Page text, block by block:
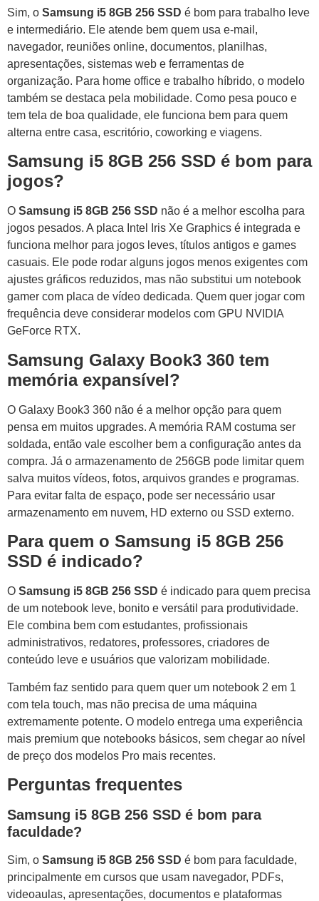
Sim, o Samsung i5 8GB 256 SSD é bom para trabalho leve
e intermediário. Ele atende bem quem usa e-mail,
navegador, reuniões online, documentos, planilhas,
apresentações, sistemas web e ferramentas de
organização. Para home office e trabalho híbrido, o modelo
também se destaca pela mobilidade. Como pesa pouco e
tem tela de boa qualidade, ele funciona bem para quem
alterna entre casa, escritório, coworking e viagens.
Samsung i5 8GB 256 SSD é bom para
jogos?
O Samsung i5 8GB 256 SSD não é a melhor escolha para
jogos pesados. A placa Intel Iris Xe Graphics é integrada e
funciona melhor para jogos leves, títulos antigos e games
casuais. Ele pode rodar alguns jogos menos exigentes com
ajustes gráficos reduzidos, mas não substitui um notebook
gamer com placa de vídeo dedicada. Quem quer jogar com
frequência deve considerar modelos com GPU NVIDIA
GeForce RTX.
Samsung Galaxy Book3 360 tem
memória expansível?
O Galaxy Book3 360 não é a melhor opção para quem
pensa em muitos upgrades. A memória RAM costuma ser
soldada, então vale escolher bem a configuração antes da
compra. Já o armazenamento de 256GB pode limitar quem
salva muitos vídeos, fotos, arquivos grandes e programas.
Para evitar falta de espaço, pode ser necessário usar
armazenamento em nuvem, HD externo ou SSD externo.
Para quem o Samsung i5 8GB 256
SSD é indicado?
O Samsung i5 8GB 256 SSD é indicado para quem precisa
de um notebook leve, bonito e versátil para produtividade.
Ele combina bem com estudantes, profissionais
administrativos, redatores, professores, criadores de
conteúdo leve e usuários que valorizam mobilidade.
Também faz sentido para quem quer um notebook 2 em 1
com tela touch, mas não precisa de uma máquina
extremamente potente. O modelo entrega uma experiência
mais premium que notebooks básicos, sem chegar ao nível
de preço dos modelos Pro mais recentes.
Perguntas frequentes
Samsung i5 8GB 256 SSD é bom para
faculdade?
Sim, o Samsung i5 8GB 256 SSD é bom para faculdade,
principalmente em cursos que usam navegador, PDFs,
videoaulas, apresentações, documentos e plataformas